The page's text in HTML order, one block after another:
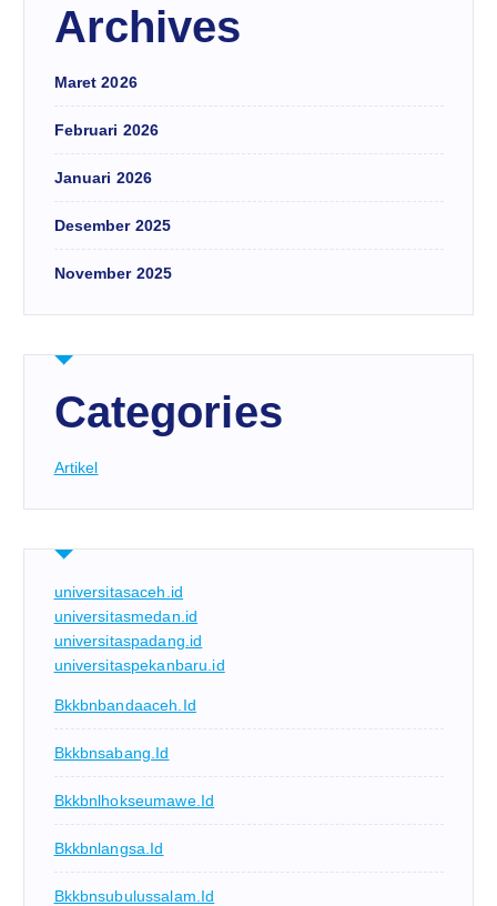
Archives
Maret 2026
Februari 2026
Januari 2026
Desember 2025
November 2025
Categories
Artikel
universitasaceh.id
universitasmedan.id
universitaspadang.id
universitaspekanbaru.id
Bkkbnbandaaceh.id
Bkkbnsabang.id
Bkkbnlhokseumawe.id
Bkkbnlangsa.id
Bkkbnsubulussalam.id